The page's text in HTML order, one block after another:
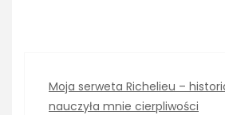
Moja serweta Richelieu –
nauczyła mnie cierpliwości